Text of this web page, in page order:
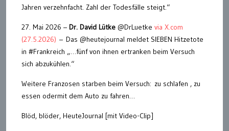
Jahren verzehnfacht. Zahl der Todesfälle steigt.“
27. Mai 2026 – Dr. David Lütke @DrLuetke via X.com
(27.5.2026) – Das @heutejournal meldet SIEBEN Hitzetote
in #Frankreich „…fünf von ihnen ertranken beim Versuch
sich abzukühlen.“
Weitere Franzosen starben beim Versuch: zu schlafen , zu
essen odermit dem Auto zu fahren…
Blöd, blöder, HeuteJournal [mit Video-Clip]